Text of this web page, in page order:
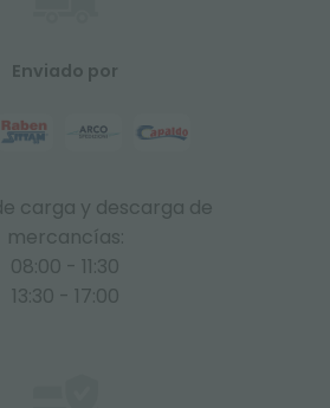
Enviado por
carga y descarga de
mercancías:
08:00 - 11:30
13:30 - 17:00